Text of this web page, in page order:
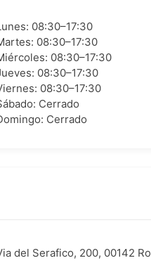
08:30–17:30
08:30–17:30
08:30–17:30
08:30–17:30
08:30–17:30
Cerrado
Cerrado
del Serafico, 200, 00142